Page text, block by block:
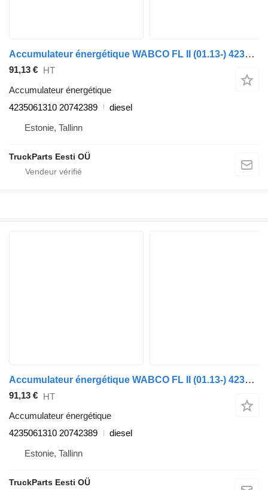
Accumulateur énergétique WABCO FL II (01.13-) 4235061310 pour tracteur routier Volvo FL, FE (2013-)
91,13 € HT
Accumulateur énergétique
4235061310 20742389
diesel
Estonie, Tallinn
TruckParts Eesti OÜ
Accumulateur énergétique WABCO FL II (01.13-) 4235061310 pour tracteur routier Volvo FL, FE (2013-)
91,13 € HT
Accumulateur énergétique
4235061310 20742389
diesel
Estonie, Tallinn
TruckParts Eesti OÜ